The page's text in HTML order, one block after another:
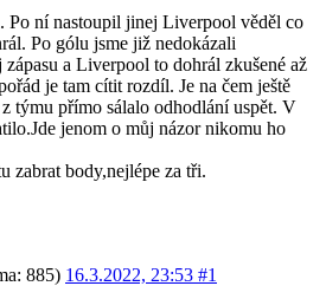
Po ní nastoupil jinej Liverpool věděl co
Po gólu jsme již nedokázali
a Liverpool to dohrál zkušené až
je tam cítit rozdíl. Je na čem ještě
týmu přímo sálalo odhodlání uspět. V
jenom o můj názor nikomu ho
zabrat body,nejlépe za tři.
885) 16.3.2022, 23:53 #1